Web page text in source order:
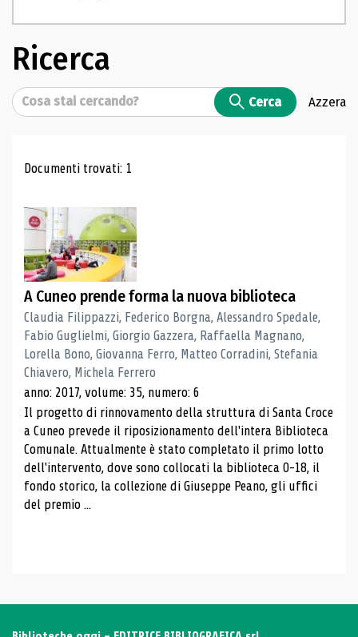
Ricerca
Cerca Cerca Azzera
Risultati di ricerca
Documenti trovati: 1
A Cuneo prende forma la nuova biblioteca
Claudia Filippazzi, Federico Borgna, Alessandro Spedale,
Fabio Guglielmi, Giorgio Gazzera, Raffaella Magnano,
Lorella Bono, Giovanna Ferro, Matteo Corradini, Stefania
Chiavero, Michela Ferrero
anno: 2017, volume: 35, numero: 6
Il progetto di rinnovamento della struttura di Santa Croce
a Cuneo prevede il riposizionamento dell'intera Biblioteca
Comunale. Attualmente è stato completato il primo lotto
dell'intervento, dove sono collocati la biblioteca 0-18, il
fondo storico, la collezione di Giuseppe Peano, gli uffici
del premio ...